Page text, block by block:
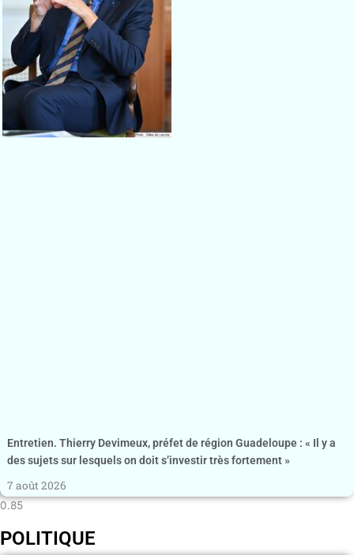
Entretien. Thierry Devimeux, préfet de région Guadeloupe : « Il y a
des sujets sur lesquels on doit s’investir très fortement »
7 août 2026
POLITIQUE